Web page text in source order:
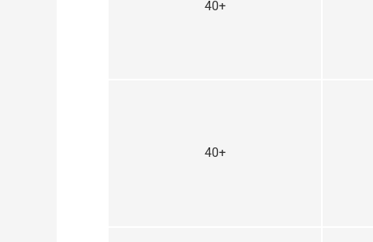
40+
40+